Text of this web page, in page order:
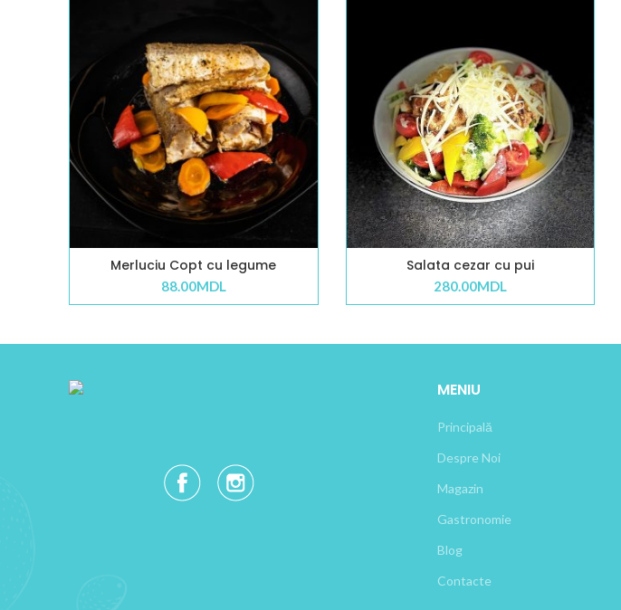
Merluciu Copt cu legume
88.00MDL
Salata cezar cu pui
280.00MDL
MENIU
Principală
Despre Noi
Magazin
Gastronomie
Blog
Contacte